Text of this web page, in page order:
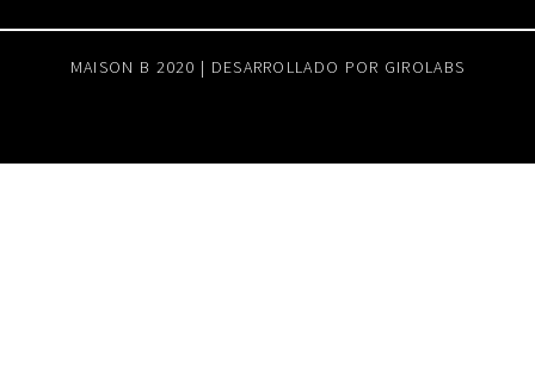
MAISON B 2020 | DESARROLLADO POR GIROLABS